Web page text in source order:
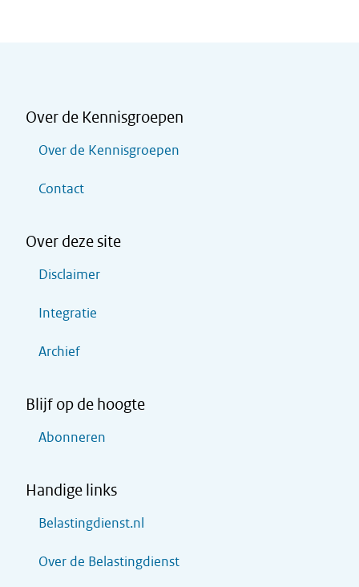
Over de Kennisgroepen
Over de Kennisgroepen
Contact
Over deze site
Disclaimer
Integratie
Archief
Blijf op de hoogte
Abonneren
Handige links
Belastingdienst.nl
Over de Belastingdienst